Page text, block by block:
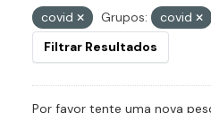
covid
Grupos: covid
Filtrar Resultados
Por favor tente uma nova